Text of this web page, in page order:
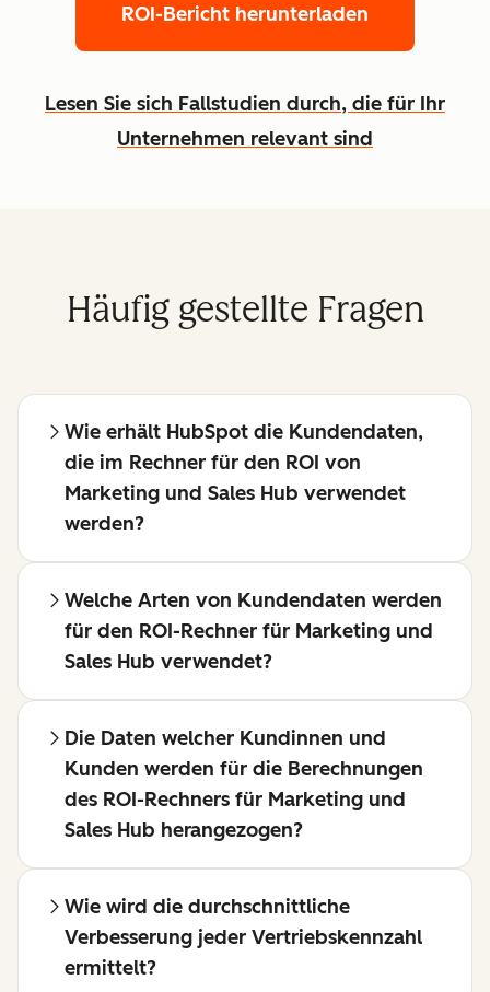
ROI-Bericht herunterladen
Lesen Sie sich Fallstudien durch, die für Ihr
Unternehmen relevant sind
Häufig gestellte Fragen
Wie erhält HubSpot die Kundendaten,
die im Rechner für den ROI von
Marketing und Sales Hub verwendet
werden?
Welche Arten von Kundendaten werden
für den ROI-Rechner für Marketing und
Sales Hub verwendet?
Die Daten welcher Kundinnen und
Kunden werden für die Berechnungen
des ROI-Rechners für Marketing und
Sales Hub herangezogen?
Wie wird die durchschnittliche
Verbesserung jeder Vertriebskennzahl
ermittelt?